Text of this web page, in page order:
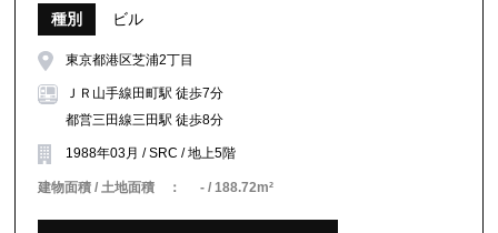
種別 ビル
東京都港区芝浦2丁目
ＪＲ山手線田町駅 徒歩7分
都営三田線三田駅 徒歩8分
1988年03月 / SRC / 地上5階
建物面積 / 土地面積 ： - / 188.72m²